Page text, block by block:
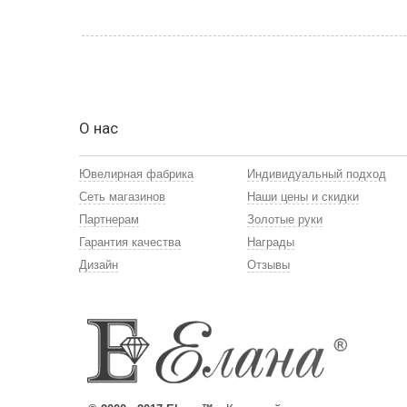
О нас
Ювелирная фабрика
Сеть магазинов
Партнерам
Гарантия качества
Дизайн
Индивидуальный подход
Наши цены и скидки
Золотые руки
Награды
Отзывы